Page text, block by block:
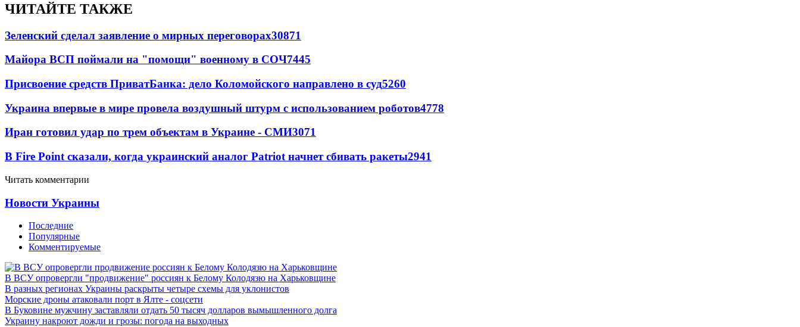
ЧИТАЙТЕ ТАКЖЕ
Зеленский сделал заявление о мирных переговорах30871
Майора ВСП поймали на "помощи" военному в СОЧ7445
Присвоение средств ПриватБанка: дело Коломойского направлено в суд5260
Украина впервые в мире провела воздушный штурм с использованием роботов4778
Иран готовил удар по трем объектам в Украине - СМИ3071
В Fire Point сказали, когда украинский аналог Patriot начнет сбивать ракеты2941
Читать комментарии
Новости Украины
Последние
Популярные
Комментируемые
В ВСУ опровергли "продвижение" россиян к Белому Колодязю на Харьковщине
В разных регионах Украины раскрыты четыре схемы для уклонистов
Морские дроны атаковали порт в Ялте - соцсети
В Буковине мужчину заставляли отдать 50 тысяч долларов вымышленного долга
Украину накроют дожди и грозы: погода на выходных